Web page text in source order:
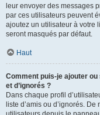
leur envoyer des messages
par ces utilisateurs peuvent
ajoutez un utilisateur à votre
seront masqués par défaut.
Haut
Comment puis-je ajouter
et d’ignorés ?
Dans chaque profil
liste d’amis ou d’ignorés.